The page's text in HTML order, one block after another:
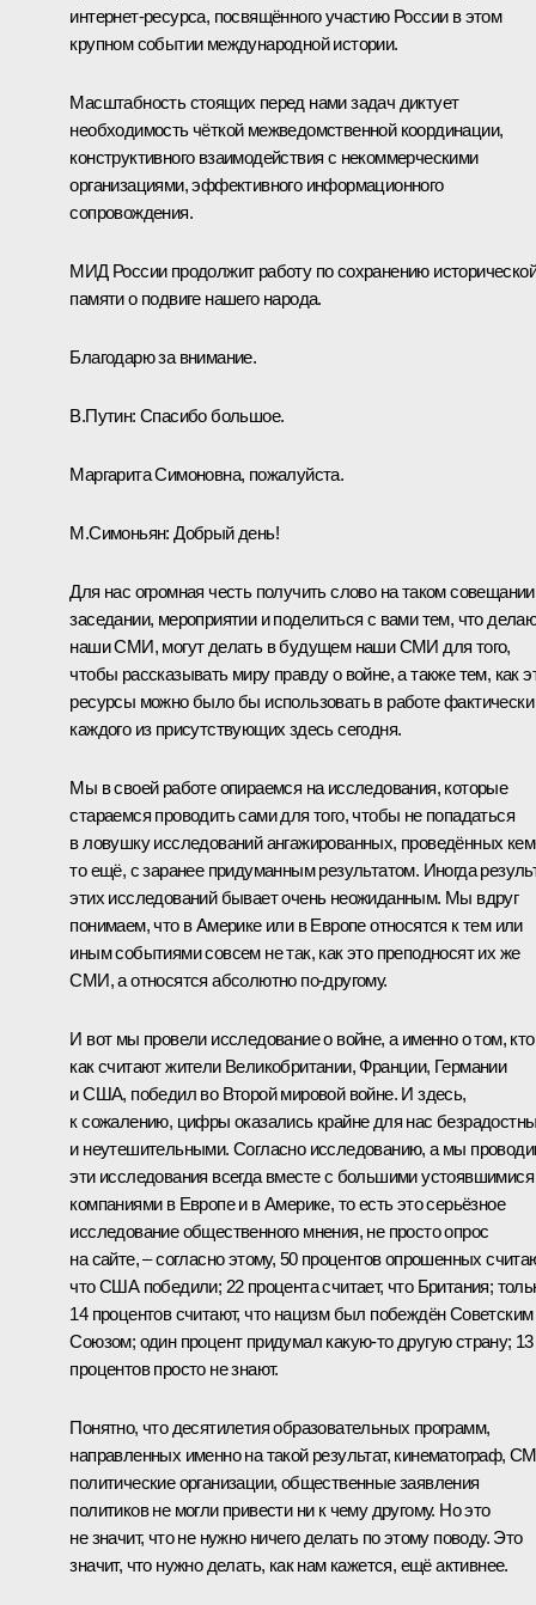
интернет-ресурса, посвящённого участию России в этом
крупном событии международной истории.
Масштабность стоящих перед нами задач диктует
необходимость чёткой межведомственной координации,
конструктивного взаимодействия с некоммерческими
организациями, эффективного информационного
сопровождения.
МИД России продолжит работу по сохранению исторической
памяти о подвиге нашего народа.
Благодарю за внимание.
В.Путин: Спасибо большое.
Маргарита Симоновна, пожалуйста.
М.Симоньян: Добрый день!
Для нас огромная честь получить слово на таком
заседании, мероприятии и поделиться с вами тем, что
наши СМИ, могут делать в будущем наши СМИ для того,
чтобы рассказывать миру правду о войне, а также тем, как
ресурсы можно было бы использовать в работе фактически
каждого из присутствующих здесь сегодня.
Мы в своей работе опираемся на исследования, которые
стараемся проводить сами для того, чтобы не попадаться
в ловушку исследований ангажированных, проведённых
то ещё, с заранее придуманным результатом. Иногда
этих исследований бывает очень неожиданным. Мы вдруг
понимаем, что в Америке или в Европе относятся к тем или
иным событиями совсем не так, как это преподносят их же
СМИ, а относятся абсолютно по-другому.
И вот мы провели исследование о войне, а именно о том,
как считают жители Великобритании, Франции, Германии
и США, победил во Второй мировой войне. И здесь,
к сожалению, цифры оказались крайне для нас
и неутешительными. Согласно исследованию, а мы
эти исследования всегда вместе с большими устоявшимися
компаниями в Европе и в Америке, то есть это серьёзное
исследование общественного мнения, не просто опрос
на сайте, – согласно этому, 50 процентов опрошенных
что США победили; 22 процента считает, что Британия;
14 процентов считают, что нацизм был побеждён Советским
Союзом; один процент придумал какую-то другую страну; 13
процентов просто не знают.
Понятно, что десятилетия образовательных программ,
направленных именно на такой результат, кинематограф,
политические организации, общественные заявления
политиков не могли привести ни к чему другому. Но это
не значит, что не нужно ничего делать по этому поводу. Это
значит, что нужно делать, как нам кажется, ещё активнее.